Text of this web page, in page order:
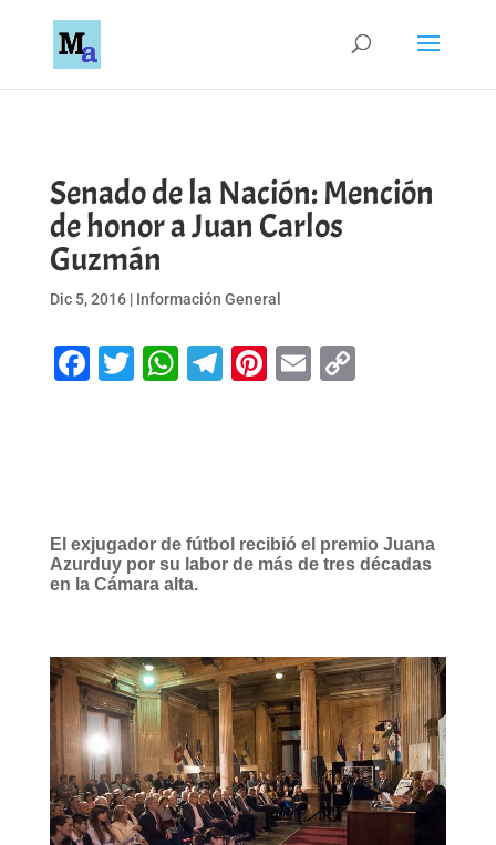
Senado de la Nación: Mención
de honor a Juan Carlos
Guzmán
Dic 5, 2016| Información General
Facebook
Twitter
WhatsApp
Telegram
Pinterest
EmailCopy
El exjugador de fútbol recibió el premio Juana
Azurduy por su labor de más de tres décadas
en la Cámara alta.